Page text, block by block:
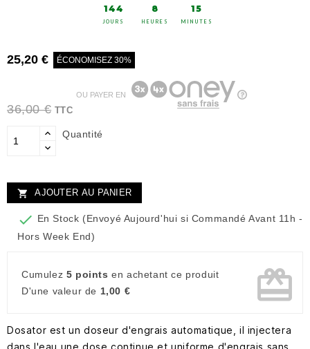
144
JOURS
8
HEURES
15
MINUTES
25,20 € ÉCONOMISEZ 30%
36,00 € TTC
OU PAYER EN
Quantité
 AJOUTER AU PANIER
 En Stock (Envoyé Aujourd'hui si Commandé Avant 11h -
Hors Week End)
Cumulez 5 points en achetant ce produit
D'une valeur de 1,00 € card_giftcard
Dosator est un doseur d'engrais automatique, il injectera
dans l'eau une dose continue et uniforme d'engrais sans